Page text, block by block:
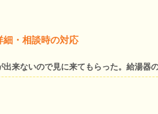
細・相談時の対応
出来ないので見に来てもらった。給湯器